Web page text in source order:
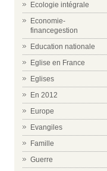
Ecologie intégrale
Economie-
financegestion
Education nationale
Eglise en France
Eglises
En 2012
Europe
Evangiles
Famille
Guerre